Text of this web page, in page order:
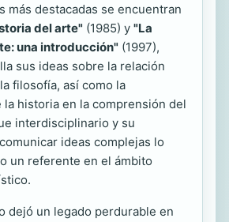
más destacadas se encuentran
del arte" (1985) y "La
una introducción" (1997),
sus ideas sobre la relación
filosofía, así como la
la historia en la comprensión del
interdisciplinario y su
ideas complejas lo
un referente en el ámbito
dejó un legado perdurable en